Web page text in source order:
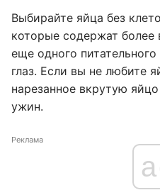
Выбирайте яйца без
которые содержат более
еще одного
глаз. Если вы не любите
нарезанное вкрутую
ужин.
Реклама